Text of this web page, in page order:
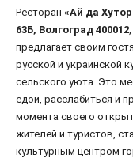
Ресторан «Ай да
63Б, Волгоград 400012
предлагает своим
русской и украинской
сельского уюта. Это
едой, расслабиться и
момента своего
жителей и туристов,
культурным центром